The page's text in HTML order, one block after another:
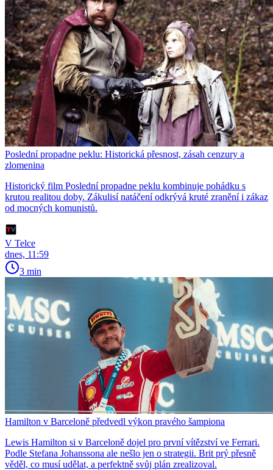
Poslední propadne peklu: Historická přesnost, zásah cenzury a
zlomenina
Historický film Poslední propadne peklu kombinuje pohádku s
krutou realitou doby. Zákulisí natáčení odkrývá kruté zranění i zákaz
od mocných komunistů.
V Telce
dnes, 11:59
3 min
Hamilton v Barceloně předvedl výkon pravého šampiona
Lewis Hamilton si v Barceloně dojel pro první vítězství ve Ferrari.
Podle Stefana Johanssona ale nešlo jen o strategii. Brit prý přesně
věděl, co musí udělat, a perfektně svůj plán zrealizoval.